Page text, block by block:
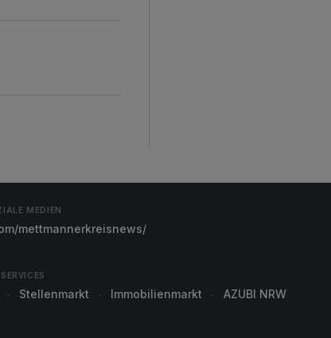
MEDIEN
mettmannerkreisnews/
SERVICES
Stellenmarkt Immobilienmarkt AZUBI NRW